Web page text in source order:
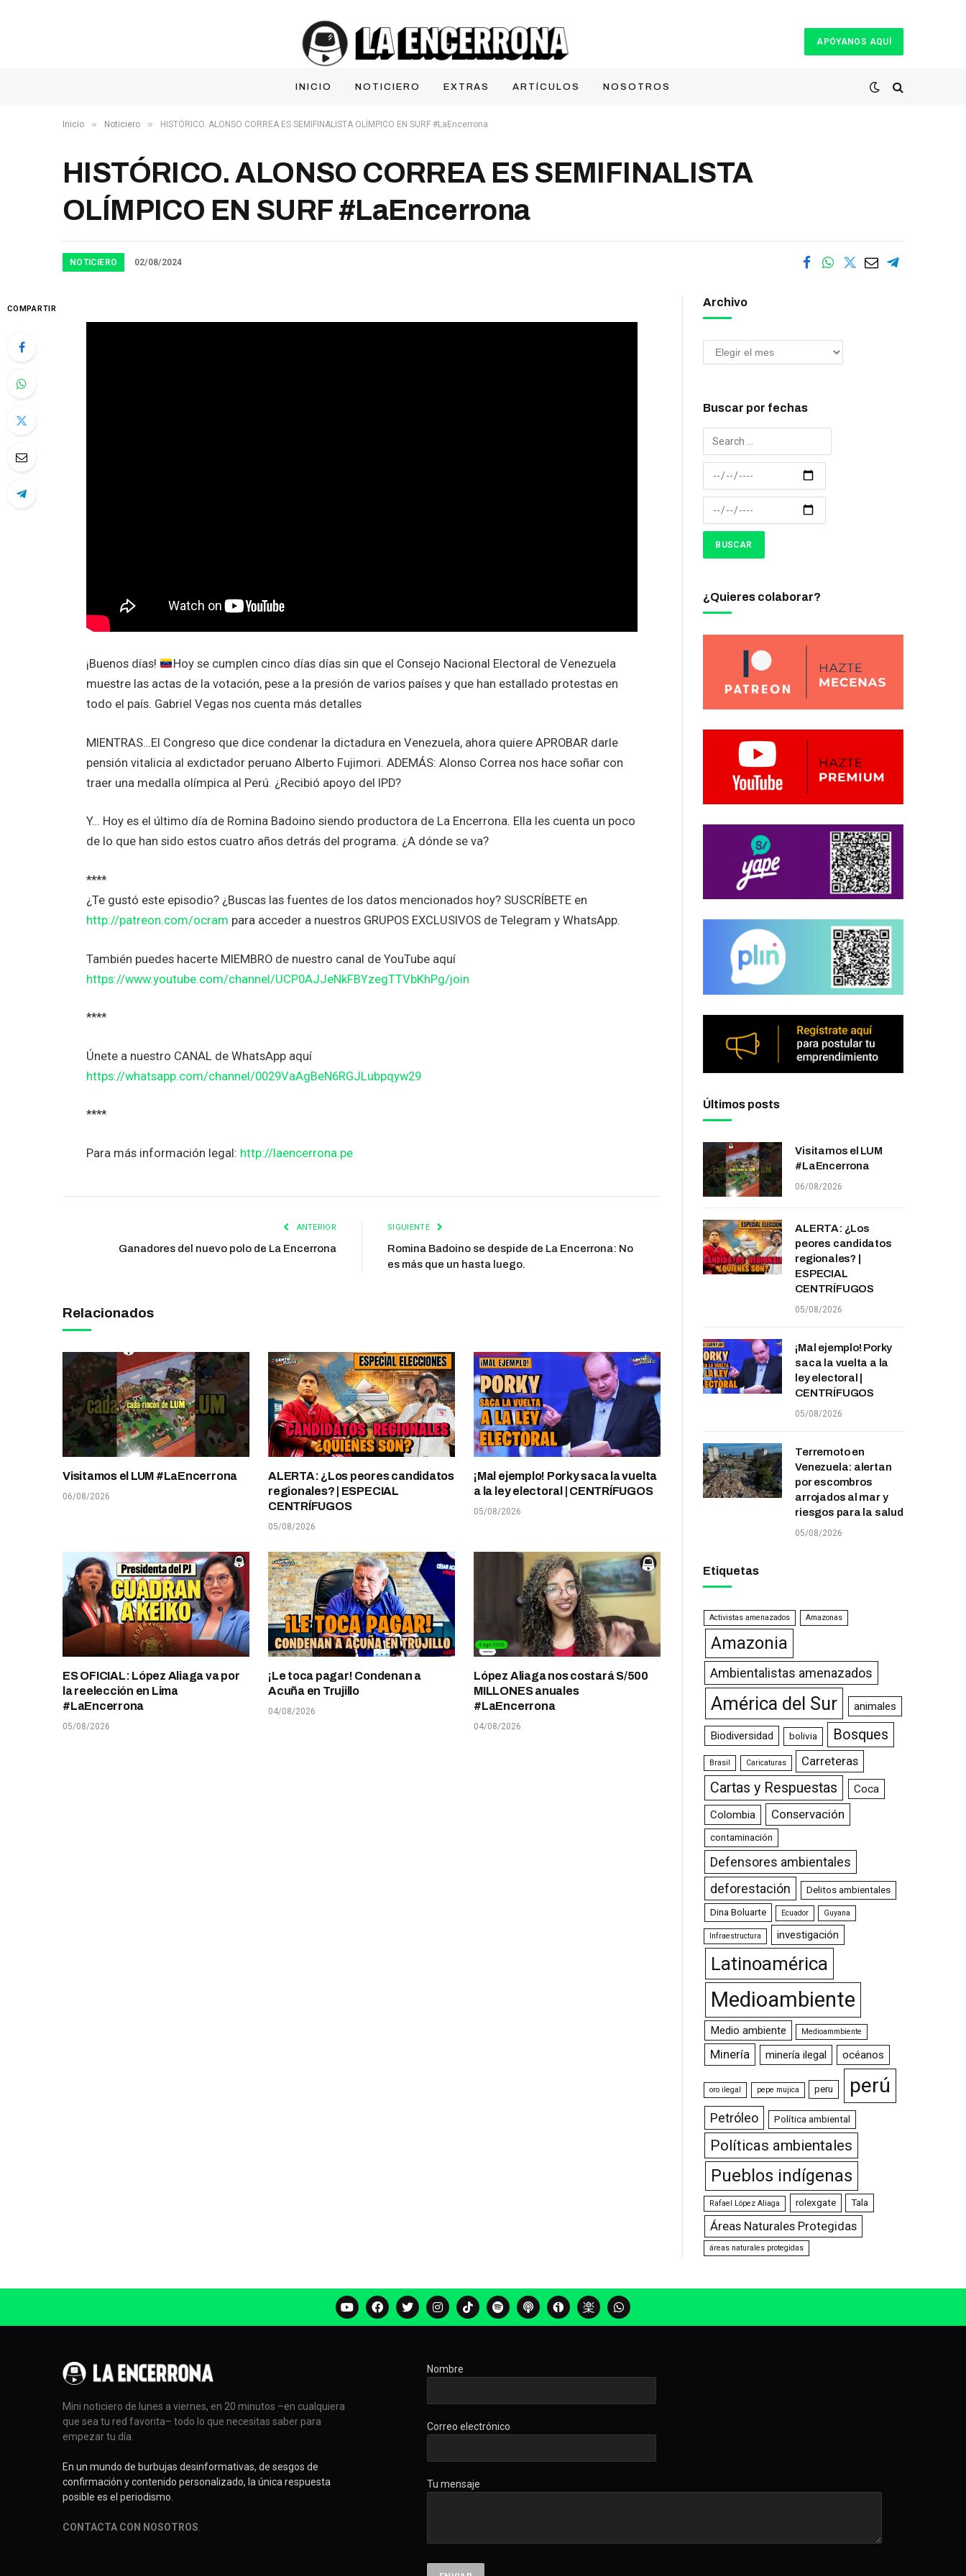
APÓYANOS AQUÍ
INICIO NOTICIERO EXTRAS ARTÍCULOS NOSOTROS
Inicio » Noticiero » HISTÓRICO. ALONSO CORREA ES SEMIFINALISTA OLÍMPICO EN SURF #LaEncerrona
HISTÓRICO. ALONSO CORREA ES SEMIFINALISTA
OLÍMPICO EN SURF #LaEncerrona
NOTICIERO 02/08/2024
COMPARTIR
¡Buenos días!
Hoy se cumplen cinco días días sin que el Consejo Nacional Electoral de Venezuela
muestre las actas de la votación, pese a la presión de varios países y que han estallado protestas en
todo el país. Gabriel Vegas nos cuenta más detalles
MIENTRAS…El Congreso que dice condenar la dictadura en Venezuela, ahora quiere APROBAR darle
pensión vitalicia al exdictador peruano Alberto Fujimori. ADEMÁS: Alonso Correa nos hace soñar con
traer una medalla olímpica al Perú. ¿Recibió apoyo del IPD?
Y… Hoy es el último día de Romina Badoino siendo productora de La Encerrona. Ella les cuenta un poco
de lo que han sido estos cuatro años detrás del programa. ¿A dónde se va?
****
¿Te gustó este episodio? ¿Buscas las fuentes de los datos mencionados hoy? SUSCRÍBETE en
http://patreon.com/ocram para acceder a nuestros GRUPOS EXCLUSIVOS de Telegram y WhatsApp.
También puedes hacerte MIEMBRO de nuestro canal de YouTube aquí
https://www.youtube.com/channel/UCP0AJJeNkFBYzegTTVbKhPg/join
****
Únete a nuestro CANAL de WhatsApp aquí
https://whatsapp.com/channel/0029VaAgBeN6RGJLubpqyw29
****
Para más información legal: http://laencerrona.pe
ANTERIOR
Ganadores del nuevo polo de La Encerrona
SIGUIENTE
Romina Badoino se despide de La Encerrona: No
es más que un hasta luego.
Relacionados
Visitamos el LUM #LaEncerrona
06/08/2026
ALERTA: ¿Los peores candidatos
regionales? | ESPECIAL
CENTRÍFUGOS
05/08/2026
¡Mal ejemplo! Porky saca la vuelta
a la ley electoral | CENTRÍFUGOS
05/08/2026
ES OFICIAL: López Aliaga va por
la reelección en Lima
#LaEncerrona
05/08/2026
¡Le toca pagar! Condenan a
Acuña en Trujillo
04/08/2026
López Aliaga nos costará S/500
MILLONES anuales
#LaEncerrona
04/08/2026
Archivo
Buscar por fechas
¿Quieres colaborar?
Últimos posts
Visitamos el LUM
#LaEncerrona
06/08/2026
ALERTA: ¿Los
peores candidatos
regionales? |
ESPECIAL
CENTRÍFUGOS
05/08/2026
¡Mal ejemplo! Porky
saca la vuelta a la
ley electoral |
CENTRÍFUGOS
05/08/2026
Terremoto en
Venezuela: alertan
por escombros
arrojados al mar y
riesgos para la salud
05/08/2026
Etiquetas
Activistas amenazados Amazonas
Amazonia
Ambientalistas amenazados
América del Sur animales
Biodiversidad bolivia Bosques
Brasil Caricaturas Carreteras
Cartas y Respuestas
Coca
Colombia
Conservación
contaminación
Defensores ambientales
deforestación
Delitos ambientales
Dina Boluarte Ecuador Guyana
Infraestructura investigación
Latinoamérica
Medioambiente
Medio ambiente Medioammbiente
Minería minería ilegal océanos
oro ilegal pepe mujica peru perú
Petróleo Política ambiental
Políticas ambientales
Pueblos indígenas
Rafael López Aliaga rolexgate Tala
Áreas Naturales Protegidas
áreas naturales protegidas
Mini noticiero de lunes a viernes, en 20 minutos –en cualquiera
que sea tu red favorita– todo lo que necesitas saber para
empezar tu día.
En un mundo de burbujas desinformativas, de sesgos de
confirmación y contenido personalizado, la única respuesta
posible es el periodismo.
CONTACTA CON NOSOTROS
Nombre
Correo electrónico
Tu mensaje